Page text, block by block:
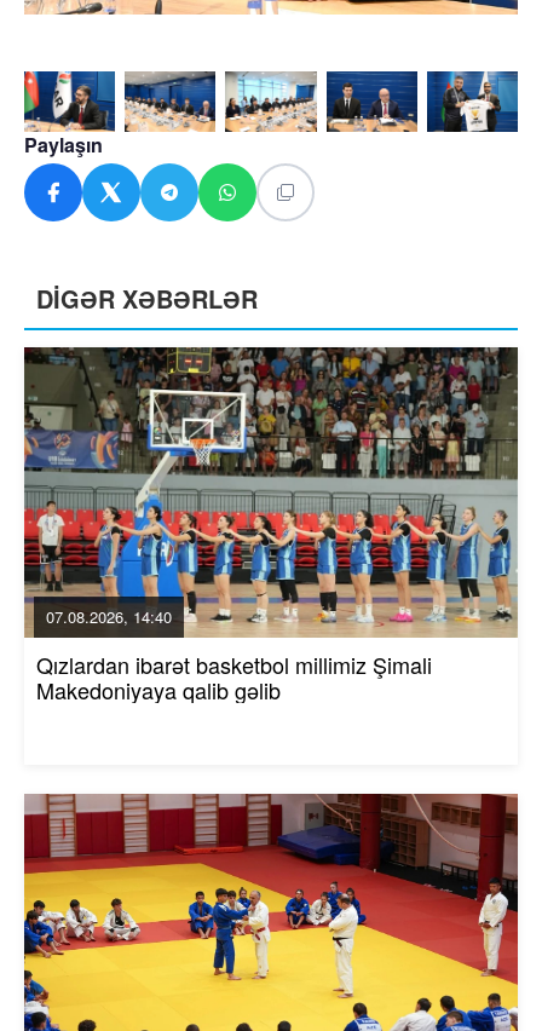
Paylaşın
DİGƏR XƏBƏRLƏR
07.08.2026, 14:40
Qızlardan ibarət basketbol millimiz Şimali
Makedoniyaya qalib gəlib